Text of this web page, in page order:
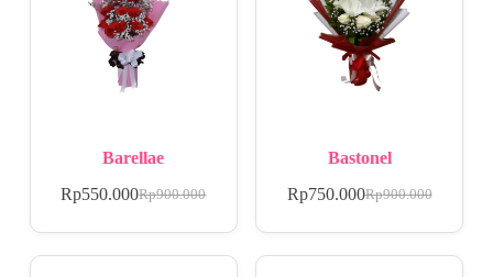
Barellae
Rp900.000
Rp550.000
Bastonel
Rp900.000
Rp750.000